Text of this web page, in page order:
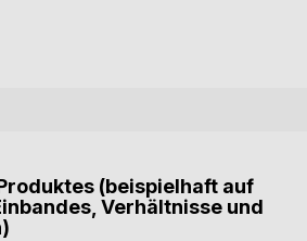
(beispielhaft auf
Verhältnisse und